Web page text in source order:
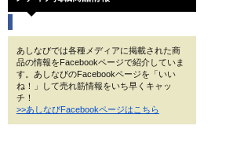
あしなびでは各種メディアに掲載された商
品の情報をFacebookページで紹介していま
す。あしなびのFacebookページを「いい
ね！」して売れ筋情報をいち早くキャッ
チ！
>>あしなびFacebookページはこちら